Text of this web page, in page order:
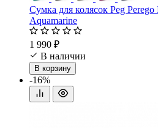
Сумка для колясок Peg
Aquamarine
1 990 ₽
В наличии
В корзину
-16%